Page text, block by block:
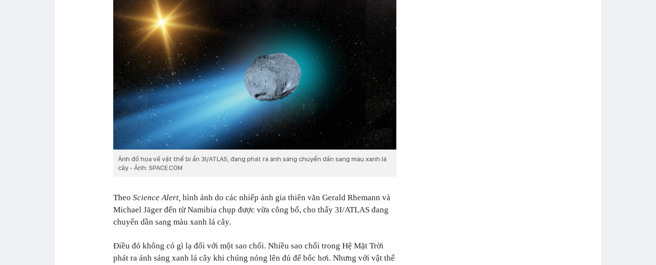
Ảnh đồ họa về vật thể bí ẩn 3I/ATLAS, đang phát ra ánh sáng chuyển dần sang màu xanh lá
cây - Ảnh: SPACE.COM
Theo Science Alert, hình ảnh do các nhiếp ảnh gia thiên văn Gerald Rhemann và
Michael Jäger đến từ Namibia chụp được vừa công bố, cho thấy 3I/ATLAS đang
chuyển dần sang màu xanh lá cây.
Điều đó không có gì lạ đối với một sao chổi. Nhiều sao chổi trong Hệ Mặt Trời
phát ra ánh sáng xanh lá cây khi chúng nóng lên đủ để bốc hơi. Nhưng với vật thể